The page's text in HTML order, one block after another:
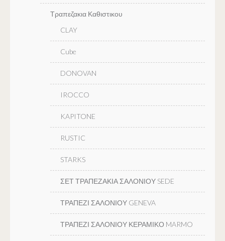
Τραπεζακια Καθιστικου
CLAY
Cube
DONOVAN
IROCCO
KAPITONE
RUSTIC
STARKS
ΣΕΤ ΤΡΑΠΕΖΑΚΙΑ ΣΑΛΟΝΙΟΥ SEDE
ΤΡΑΠΕΖΙ ΣΑΛΟΝΙΟΥ GENEVA
ΤΡΑΠΕΖΙ ΣΑΛΟΝΙΟΥ ΚΕΡΑΜΙΚΟ MARMO